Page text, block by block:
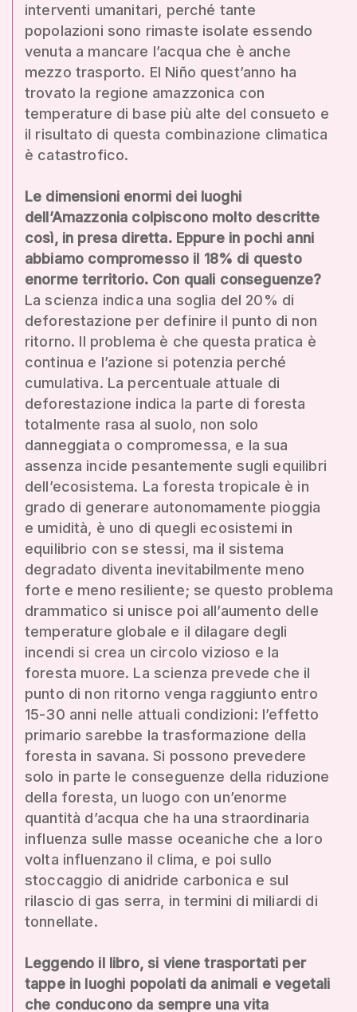
interventi umanitari, perché tante
popolazioni sono rimaste isolate essendo
venuta a mancare l’acqua che è anche
mezzo trasporto. El Niño quest’anno ha
trovato la regione amazzonica con
temperature di base più alte del consueto e
il risultato di questa combinazione climatica
è catastrofico.
Le dimensioni enormi dei luoghi
dell’Amazzonia colpiscono molto descritte
così, in presa diretta. Eppure in pochi anni
abbiamo compromesso il 18% di questo
enorme territorio. Con quali conseguenze?
La scienza indica una soglia del 20% di
deforestazione per definire il punto di non
ritorno. Il problema è che questa pratica è
continua e l’azione si potenzia perché
cumulativa. La percentuale attuale di
deforestazione indica la parte di foresta
totalmente rasa al suolo, non solo
danneggiata o compromessa, e la sua
assenza incide pesantemente sugli equilibri
dell’ecosistema. La foresta tropicale è in
grado di generare autonomamente pioggia
e umidità, è uno di quegli ecosistemi in
equilibrio con se stessi, ma il sistema
degradato diventa inevitabilmente meno
forte e meno resiliente; se questo problema
drammatico si unisce poi all’aumento delle
temperature globale e il dilagare degli
incendi si crea un circolo vizioso e la
foresta muore. La scienza prevede che il
punto di non ritorno venga raggiunto entro
15-30 anni nelle attuali condizioni: l’effetto
primario sarebbe la trasformazione della
foresta in savana. Si possono prevedere
solo in parte le conseguenze della riduzione
della foresta, un luogo con un’enorme
quantità d’acqua che ha una straordinaria
influenza sulle masse oceaniche che a loro
volta influenzano il clima, e poi sullo
stoccaggio di anidride carbonica e sul
rilascio di gas serra, in termini di miliardi di
tonnellate.
Leggendo il libro, si viene trasportati per
tappe in luoghi popolati da animali e vegetali
che conducono da sempre una vita